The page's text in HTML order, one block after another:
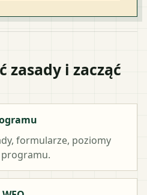
zasady i zacząć
formularze, poziomy